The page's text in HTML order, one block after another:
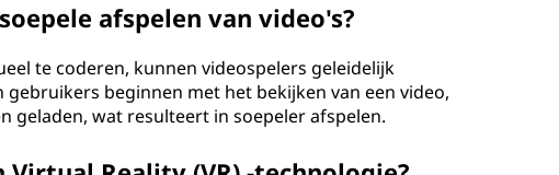
afspelen van video's?
te coderen, kunnen videospelers geleidelijk
beginnen met het bekijken van een video,
geladen, wat resulteert in soepeler afspelen.